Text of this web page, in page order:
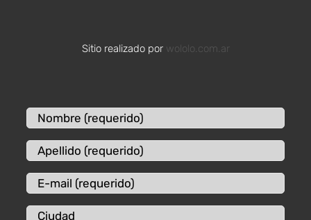
Sitio realizado por wololo.com.ar